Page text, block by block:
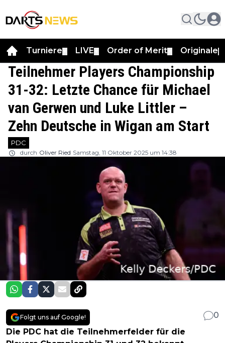
Turniere LIVE Order of Merit Originale
Teilnehmer Players Championship
31-32: Letzte Chance für Michael
van Gerwen und Luke Littler –
Zehn Deutsche in Wigan am Start
PDC
durch Oliver Ried Samstag, 11 Oktober 2025 um 14:38
Folgt uns auf Google!
0
Die PDC hat die Teilnehmerfelder für die